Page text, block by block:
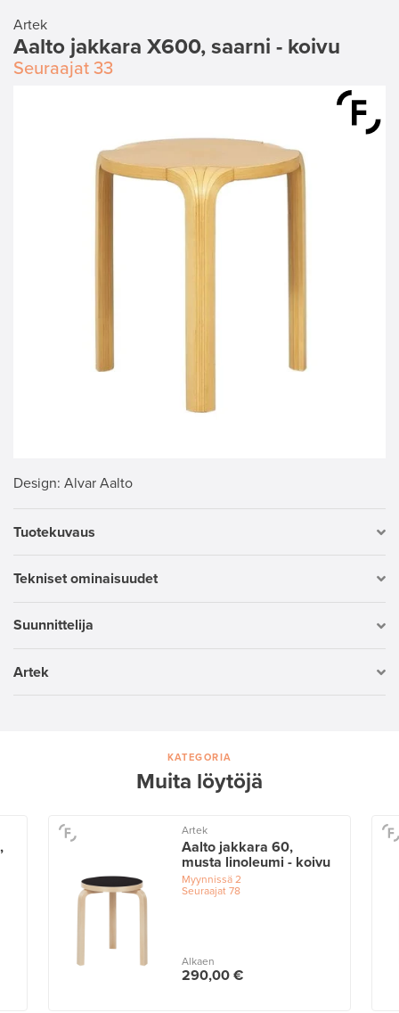
Artek
Aalto jakkara X600, saarni - koivu
Seuraajat 33
Design: Alvar Aalto
Tuotekuvaus
Tekniset ominaisuudet
Suunnittelija
Artek
KATEGORIA
Muita löytöjä
Artek
Aalto jakkara 60,
musta linoleumi - koivu
Myynnissä2
Seuraajat78
Alkaen
290,00 €